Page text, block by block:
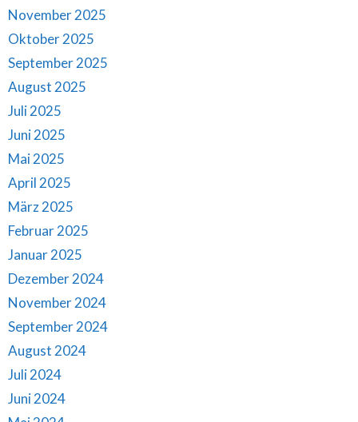
November 2025
Oktober 2025
September 2025
August 2025
Juli 2025
Juni 2025
Mai 2025
April 2025
März 2025
Februar 2025
Januar 2025
Dezember 2024
November 2024
September 2024
August 2024
Juli 2024
Juni 2024